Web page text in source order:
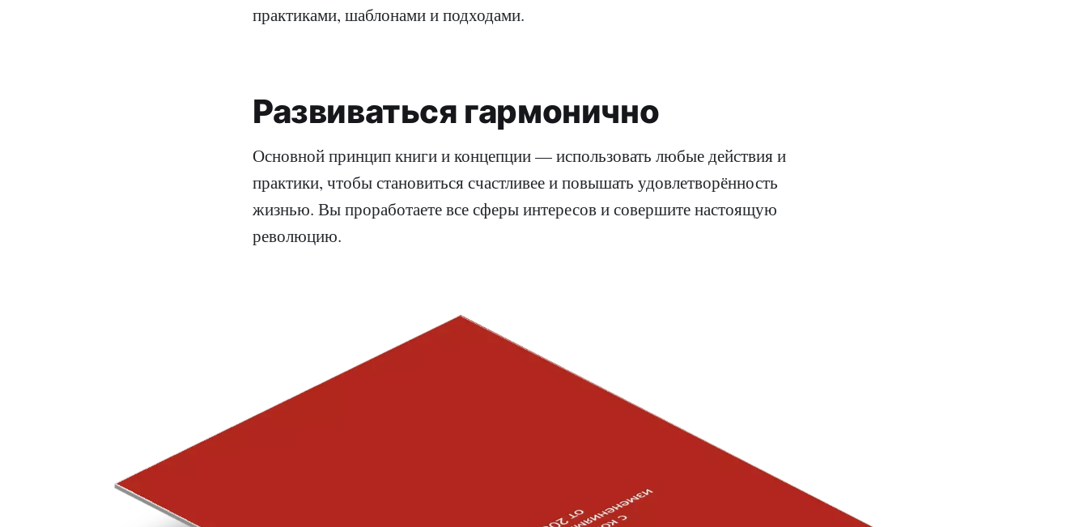
практиками, шаблонами и подходами.
Развиваться гармонично
Основной принцип книги и концепции — использовать любые действия и
практики, чтобы становиться счастливее и повышать удовлетворённость
жизнью. Вы проработаете все сферы интересов и совершите настоящую
революцию.